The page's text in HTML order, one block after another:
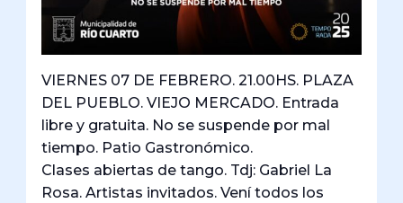
VIERNES 07 DE FEBRERO. 21.00HS. PLAZA
DEL PUEBLO. VIEJO MERCADO. Entrada
libre y gratuita. No se suspende por mal
tiempo. Patio Gastronómico.
Clases abiertas de tango. Tdj: Gabriel La
Rosa. Artistas invitados. Vení todos los